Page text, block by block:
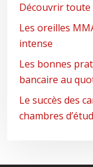
Découvrir toute
Les oreilles
intense
Les bonnes
bancaire au
Le succès des
chambres